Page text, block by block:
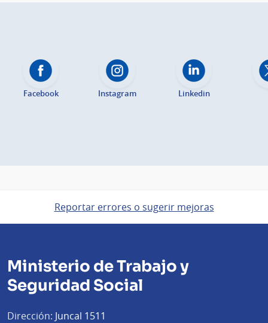
Facebook Instagram Linkedin
Reportar errores o sugerir mejoras
Ministerio de Trabajo y
Seguridad Social
Dirección: Juncal 1511